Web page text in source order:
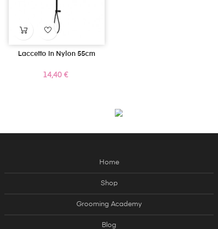
Laccetto In Nylon 55cm
Prezzo
14,40 €
Home
Shop
Grooming Academy
Blog